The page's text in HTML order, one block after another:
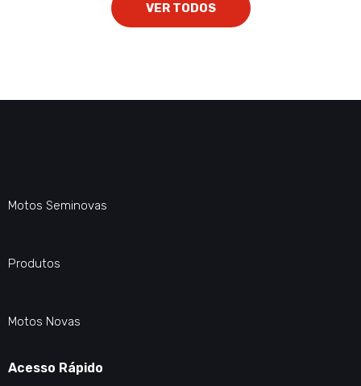
VER TODOS
Motos Seminovas
Produtos
Motos Novas
Acesso Rápido